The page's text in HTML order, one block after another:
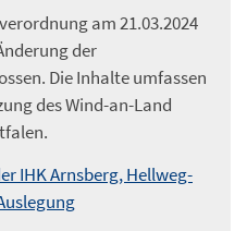
am 21.03.2024
der
Die Inhalte umfassen
des Wind-an-Land
IHK Arnsberg, Hellweg-